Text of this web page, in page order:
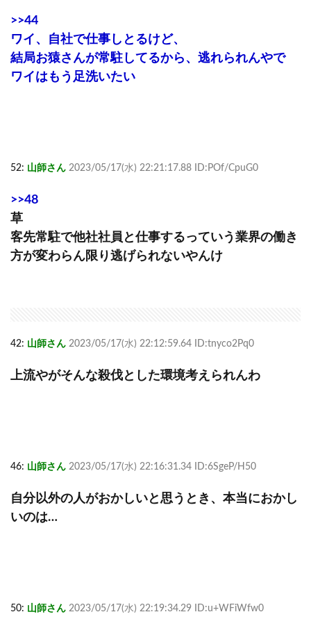
>>44
ワイ、自社で仕事しとるけど、
結局お猿さんが常駐してるから、逃れられんやで
ワイはもう足洗いたい
52: 山師さん 2023/05/17(水) 22:21:17.88 ID:POf/CpuG0
>>48
草
客先常駐で他社社員と仕事するっていう業界の働き
方が変わらん限り逃げられないやんけ
42: 山師さん 2023/05/17(水) 22:12:59.64 ID:tnyco2Pq0
上流やがそんな殺伐とした環境考えられんわ
46: 山師さん 2023/05/17(水) 22:16:31.34 ID:6SgeP/H50
自分以外の人がおかしいと思うとき、本当におかし
いのは…
50: 山師さん 2023/05/17(水) 22:19:34.29 ID:u+WFiWfw0